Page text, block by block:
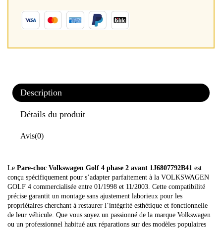
Description
Détails du produit
Avis(0)
Le Pare-choc Volkswagen Golf 4 phase 2 avant 1J6807792B41 est
conçu spécifiquement pour s’adapter parfaitement à la VOLKSWAGEN
GOLF 4 commercialisée entre 01/1998 et 11/2003. Cette compatibilité
précise garantit un montage sans ajustement laborieux pour les
propriétaires cherchant à restaurer l’intégrité esthétique et fonctionnelle
de leur véhicule. Que vous soyez un passionné de la marque Volkswagen
ou un professionnel habitué aux réparations sur des modèles populaires